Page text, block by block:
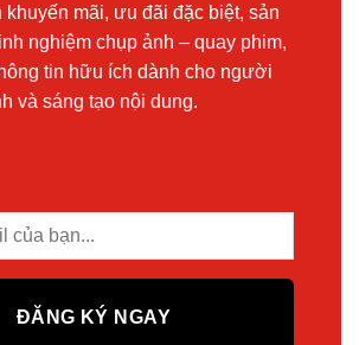
mãi, ưu đãi đặc biệt, sản
nghiệm chụp ảnh – quay phim,
tin hữu ích dành cho người
và sáng tạo nội dung.